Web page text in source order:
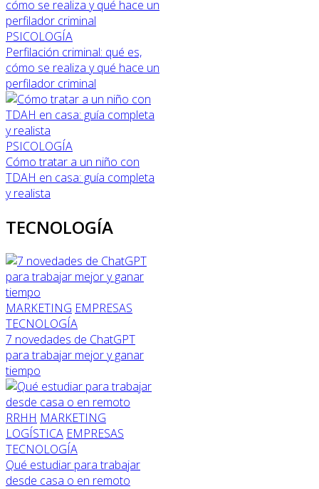
PSICOLOGÍA
Perfilación criminal: qué es,
cómo se realiza y qué hace un
perfilador criminal
PSICOLOGÍA
Cómo tratar a un niño con
TDAH en casa: guía completa
y realista
TECNOLOGÍA
MARKETING EMPRESAS
TECNOLOGÍA
7 novedades de ChatGPT
para trabajar mejor y ganar
tiempo
RRHH MARKETING
LOGÍSTICA EMPRESAS
TECNOLOGÍA
Qué estudiar para trabajar
desde casa o en remoto